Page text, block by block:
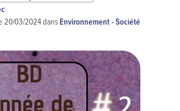
20/03/2024dans Environnement - Société